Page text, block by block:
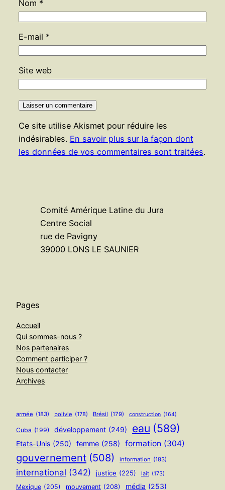
Nom *
E-mail *
Site web
Ce site utilise Akismet pour réduire les
indésirables. En savoir plus sur la façon dont
les données de vos commentaires sont traitées.
Comité Amérique Latine du Jura
Centre Social
rue de Pavigny
39000 LONS LE SAUNIER
Pages
Accueil
Qui sommes-nous ?
Nos partenaires
Comment participer ?
Nous contacter
Archives
armée (183) bolivie (178) Brésil (179) construction (164)
Cuba (199) développement (249) eau (589)
Etats-Unis (250) femme (258) formation (304)
gouvernement (508) information (183)
international (342) justice (225) lait (173)
Mexique (205) mouvement (208) média (253)